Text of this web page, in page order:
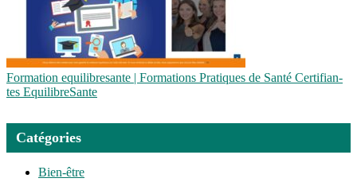
Formation equilib­re­san­te | Formations Pratiques de Santé Cer­tifian­
tes Equi­lib­reSan­te
Catégories
Bien-être